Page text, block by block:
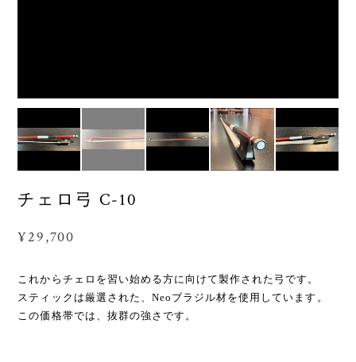
チェロ弓 C-10
¥29,700
これからチェロを習い始める方に向けて製作された弓です。
スティックは厳選された、Neoブラジル材を使用しています。
この価格帯では、抜群の強さです。